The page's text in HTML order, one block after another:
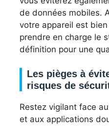
de données mobiles.
votre appareil est
prendre en charge le
définition pour une
Les pièges à
risques de
Restez vigilant face
et aux applications